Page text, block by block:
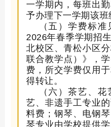
一学期内，每班出
予办理下一学期该班
（五 ）学费标准
2026年春季学期招
北校区、青松小区
联合教学点）》，
费，所交学费仅用
得转让。
（ 六 ）茶艺、花
艺、非遗手工专业
料费；钢琴、电钢
琴专业由学校提供